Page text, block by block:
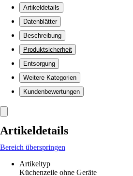
Artikeldetails
Datenblätter
Beschreibung
Produktsicherheit
Entsorgung
Weitere Kategorien
Kundenbewertungen
Artikeldetails
Bereich überspringen
Artikeltyp
Küchenzeile ohne Geräte